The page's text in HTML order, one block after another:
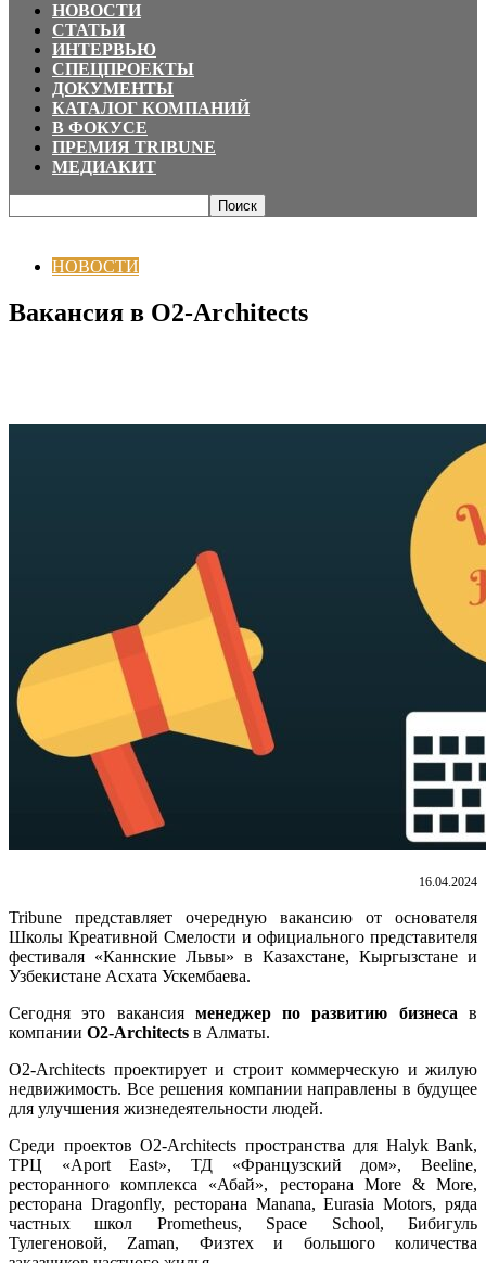
НОВОСТИ
СТАТЬИ
ИНТЕРВЬЮ
СПЕЦПРОЕКТЫ
ДОКУМЕНТЫ
КАТАЛОГ КОМПАНИЙ
В ФОКУСЕ
ПРЕМИЯ TRIBUNE
МЕДИАКИТ
НОВОСТИ
Вакансия в O2-Architects
16.04.2024
Tribune представляет очередную вакансию от основателя
Школы Креативной Смелости и официального представителя
фестиваля «Каннские Львы» в Казахстане, Кыргызстане и
Узбекистане Асхата Ускембаева.
Сегодня это вакансия менеджер по развитию бизнеса в
компании O2-Architects в Алматы.
O2-Architects проектирует и строит коммерческую и жилую
недвижимость. Все решения компании направлены в будущее
для улучшения жизнедеятельности людей.
Среди проектов O2-Architects пространства для Halyk Bank,
ТРЦ «Aport East», ТД «Французский дом», Beeline,
ресторанного комплекса «Абай», ресторана More & More,
ресторана Dragonfly, ресторана Manana, Eurasia Motors, ряда
частных школ Prometheus, Space School, Бибигуль
Тулегеновой, Zaman, Физтех и большого количества